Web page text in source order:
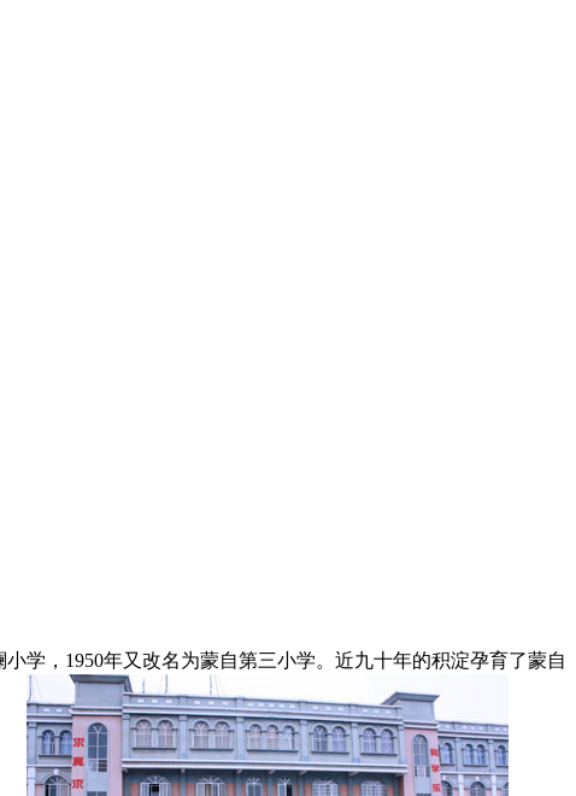
，1950年又改名为蒙自第三小学。近九十年的积淀孕育了蒙自